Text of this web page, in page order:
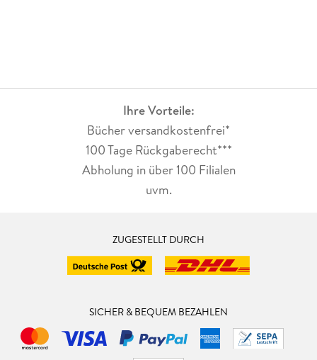
Ihre Vorteile:
Bücher versandkostenfrei*
100 Tage Rückgaberecht***
Abholung in über 100 Filialen
uvm.
ZUGESTELLT DURCH
SICHER & BEQUEM BEZAHLEN